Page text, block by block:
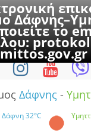
το
7 Αυγούστου
Δάφνης -
Δάφνη32°C